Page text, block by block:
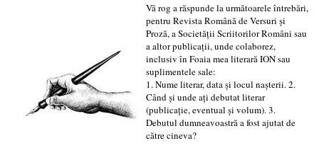
Vă rog a răspunde la următoarele întrebări,
pentru Revista Română de Versuri și
Proză, a Societății Scriitorilor Români sau
a altor publicații, unde colaborez,
inclusiv în Foaia mea literară ION sau
suplimentele sale:
1. Nume literar, data și locul nașterii. 2.
Când și unde ați debutat literar
(publicație, eventual și volum). 3.
Debutul dumneavoastră a fost ajutat de
către cineva?